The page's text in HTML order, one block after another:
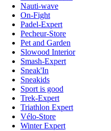
Nauti-wave
On-Fight
Padel-Expert
Pecheur-Store
Pet and Garden
Slowood Interior
Smash-Expert
Sneak'In
Sneakids
Sport is good
Trek-Expert
Triathlon Expert
Vélo-Store
Winter Expert